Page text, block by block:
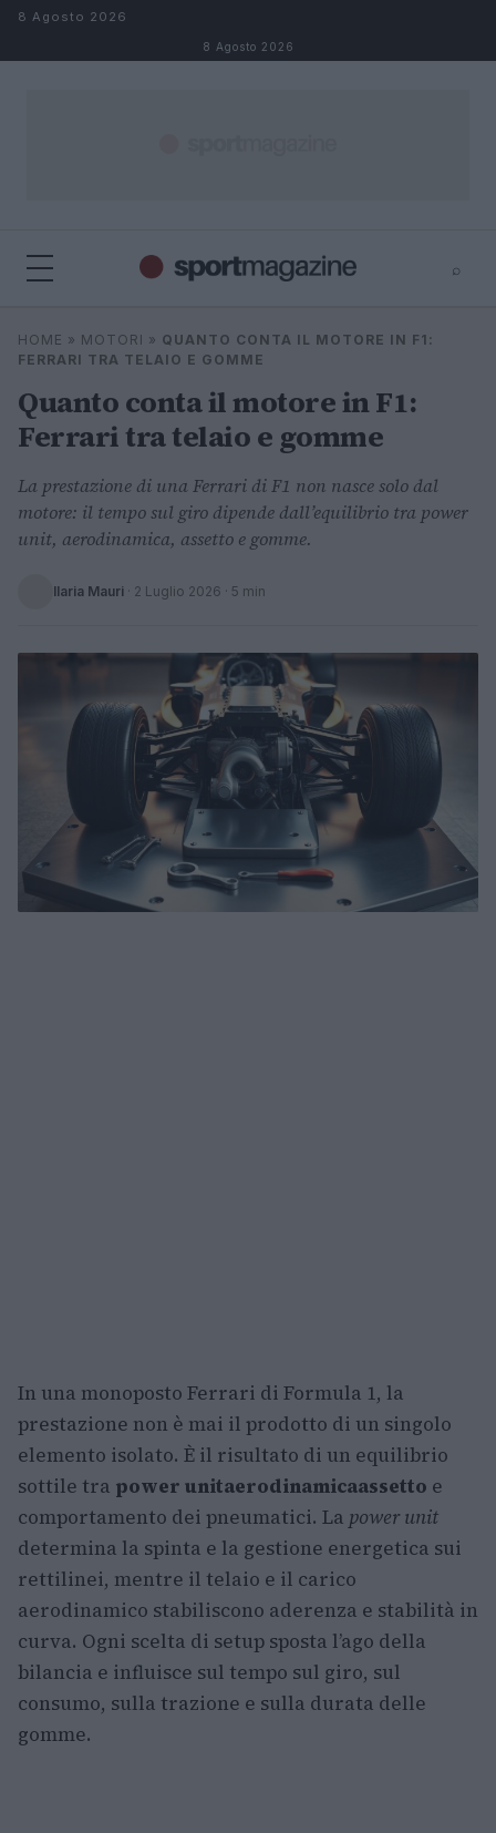
Salta al contenuto
8 Agosto 2026
8 Agosto 2026
⌕
Cerca
⌕
HOME » MOTORI » QUANTO CONTA IL MOTORE IN F1:
FERRARI TRA TELAIO E GOMME
Quanto conta il motore in F1:
Ferrari tra telaio e gomme
La prestazione di una Ferrari di F1 non nasce solo dal
motore: il tempo sul giro dipende dall’equilibrio tra power
unit, aerodinamica, assetto e gomme.
Ilaria Mauri · 2 Luglio 2026 · 5 min
In una monoposto Ferrari di Formula 1, la
prestazione non è mai il prodotto di un singolo
elemento isolato. È il risultato di un equilibrio
sottile tra power unitaerodinamicaassetto e
comportamento dei pneumatici. La power unit
determina la spinta e la gestione energetica sui
rettilinei, mentre il telaio e il carico
aerodinamico stabiliscono aderenza e stabilità in
curva. Ogni scelta di setup sposta l’ago della
bilancia e influisce sul tempo sul giro, sul
consumo, sulla trazione e sulla durata delle
gomme.